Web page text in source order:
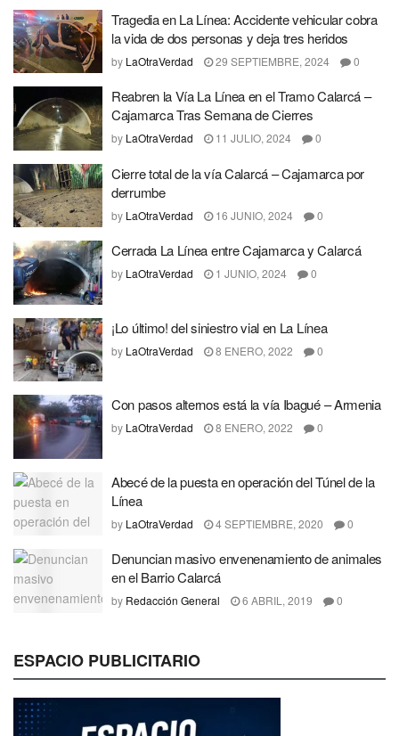
Tragedia en La Línea: Accidente vehicular cobra
la vida de dos personas y deja tres heridos
by LaOtraVerdad 29 SEPTIEMBRE, 2024 0
Reabren la Vía La Línea en el Tramo Calarcá –
Cajamarca Tras Semana de Cierres
by LaOtraVerdad 11 JULIO, 2024 0
Cierre total de la vía Calarcá – Cajamarca por
derrumbe
by LaOtraVerdad 16 JUNIO, 2024 0
Cerrada La Línea entre Cajamarca y Calarcá
by LaOtraVerdad 1 JUNIO, 2024 0
¡Lo último! del siniestro vial en La Línea
by LaOtraVerdad 8 ENERO, 2022 0
Con pasos alternos está la vía Ibagué – Armenia
by LaOtraVerdad 8 ENERO, 2022 0
Abecé de la puesta en operación del Túnel de la
Línea
by LaOtraVerdad 4 SEPTIEMBRE, 2020 0
Denuncian masivo envenenamiento de animales
en el Barrio Calarcá
by Redacción General 6 ABRIL, 2019 0
ESPACIO PUBLICITARIO